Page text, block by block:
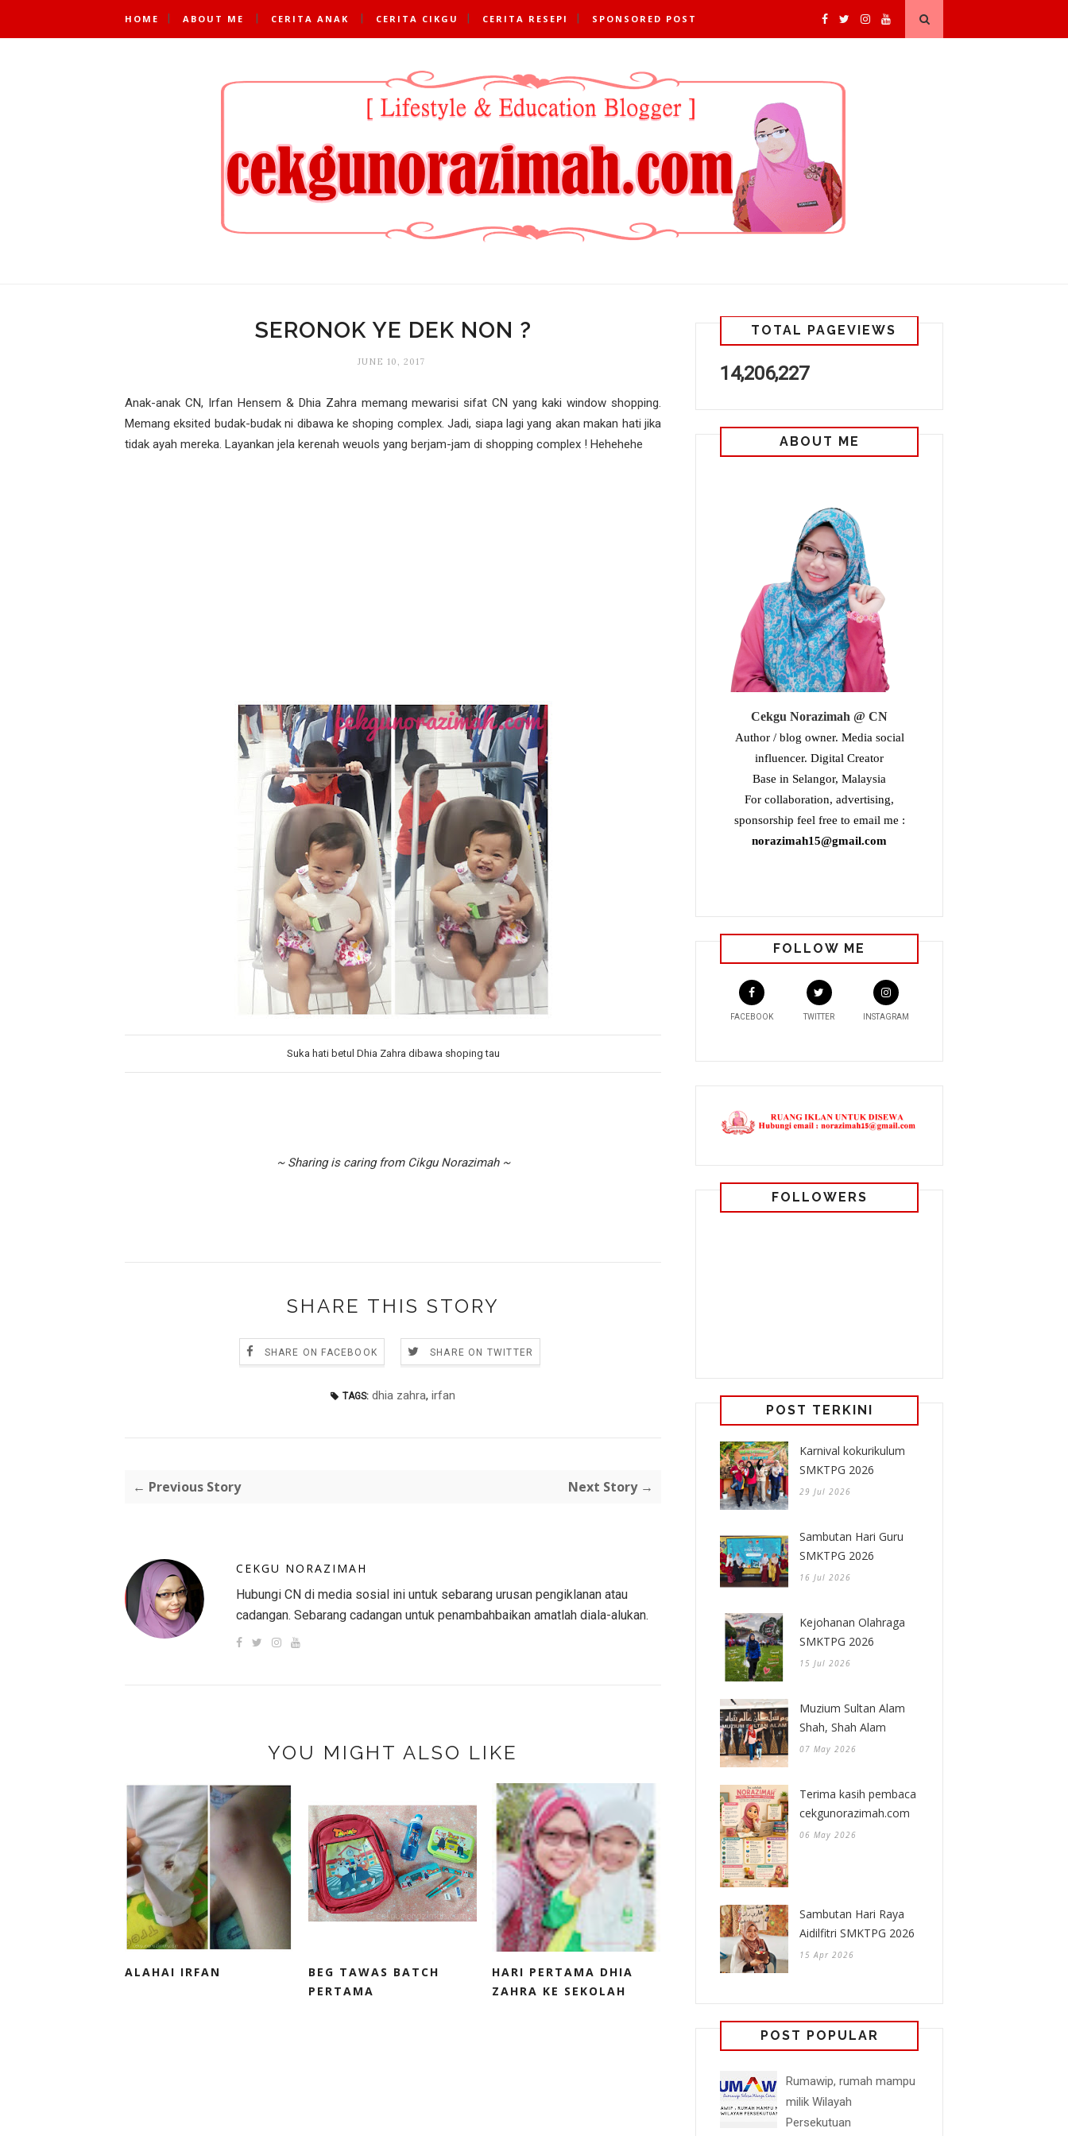
HOME ABOUT ME CERITA ANAK CERITA CIKGU CERITA RESEPI SPONSORED POST
SERONOK YE DEK NON ?
JUNE 10, 2017
Anak-anak CN, Irfan Hensem & Dhia Zahra memang mewarisi sifat CN yang kaki window shopping.
Memang eksited budak-budak ni dibawa ke shoping complex. Jadi, siapa lagi yang akan makan hati jika
tidak ayah mereka. Layankan jela kerenah weuols yang berjam-jam di shopping complex ! Hehehehe
Suka hati betul Dhia Zahra dibawa shoping tau
~ Sharing is caring from Cikgu Norazimah ~
SHARE THIS STORY
SHARE ON FACEBOOK SHARE ON TWITTER
TAGS: dhia zahra, irfan
← Previous Story Next Story →
CEKGU NORAZIMAH
Hubungi CN di media sosial ini untuk sebarang urusan pengiklanan atau
cadangan. Sebarang cadangan untuk penambahbaikan amatlah diala-alukan.
YOU MIGHT ALSO LIKE
ALAHAI IRFAN
BEG TAWAS BATCH
PERTAMA
HARI PERTAMA DHIA
ZAHRA KE SEKOLAH
TOTAL PAGEVIEWS
14,206,227
ABOUT ME
Cekgu Norazimah @ CN
Author / blog owner. Media social
influencer. Digital Creator
Base in Selangor, Malaysia
For collaboration, advertising,
sponsorship feel free to email me :
norazimah15@gmail.com
FOLLOW ME
FACEBOOK TWITTER INSTAGRAM
FOLLOWERS
POST TERKINI
Karnival kokurikulum
SMKTPG 2026
29 Jul 2026
Sambutan Hari Guru
SMKTPG 2026
16 Jul 2026
Kejohanan Olahraga
SMKTPG 2026
15 Jul 2026
Muzium Sultan Alam
Shah, Shah Alam
07 May 2026
Terima kasih pembaca
cekgunorazimah.com
06 May 2026
Sambutan Hari Raya
Aidilfitri SMKTPG 2026
15 Apr 2026
POST POPULAR
Rumawip, rumah mampu
milik Wilayah
Persekutuan